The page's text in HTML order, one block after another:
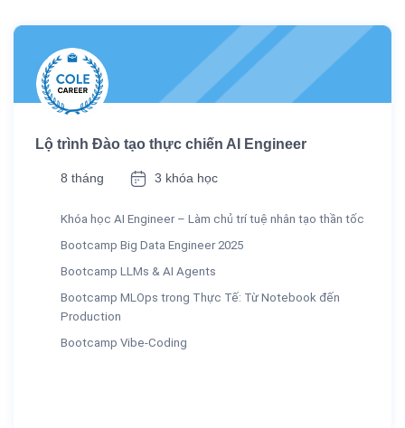
Lộ trình Đào tạo thực chiến AI Engineer
8 tháng 3 khóa học
Khóa học AI Engineer – Làm chủ trí tuệ nhân tạo thần tốc
Bootcamp Big Data Engineer 2025
Bootcamp LLMs & AI Agents
Bootcamp MLOps trong Thực Tế: Từ Notebook đến
Production
Bootcamp Vibe-Coding